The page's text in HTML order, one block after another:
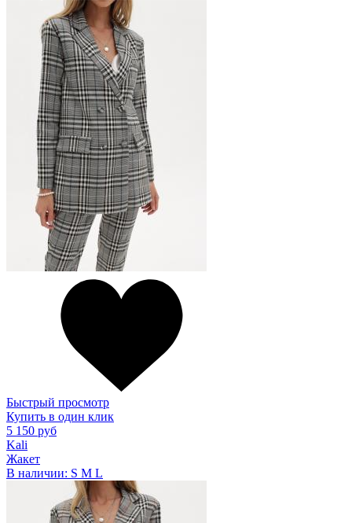
Быстрый просмотр
Купить в один клик
5 150 руб
Kali
Жакет
В наличии: S M L